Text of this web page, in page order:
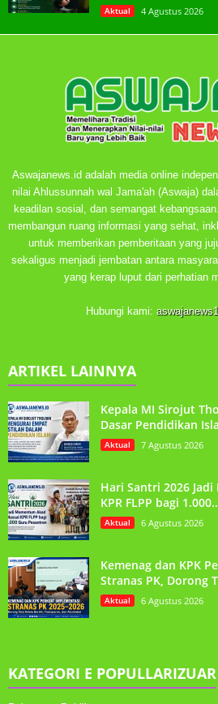
Aktual 4 Agustus 2026
Aswajanews.id adalah media online
nilai Ahlussunnah wal Jama'ah (Aswaja)
keadilan sosial, dan semangat
membangun ruang informasi yang sehat,
untuk memberikan pemberitaan yang
sekaligus menjadi jembatan antara
yang kerap luput dari perhatian
Hubungi kami:
ARTIKEL LAINNYA
Kepala MI Sirojut
Dasar Pendidikan
Aktual 7 Agustus 2026
Hari Santri 2026
KPR FLPP bagi
Aktual 6 Agustus 2026
Kemenag dan KPK
Stranas PK, Dorong
Aktual 6 Agustus 2026
KATEGORI E POPULLARIZUAR